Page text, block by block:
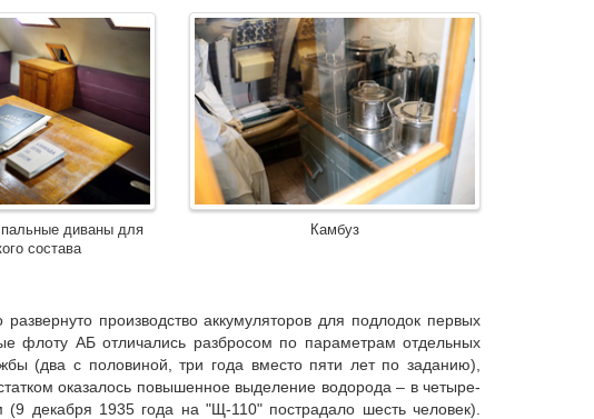
диваны для
состава
Камбуз
производство аккумуляторов для подлодок первых
флоту АБ отличались разбросом по параметрам отдельных
(два с половиной, три года вместо пяти лет по заданию),
оказалось повышенное выделение водорода – в четыре-
декабря 1935 года на "Щ-110" пострадало шесть человек).